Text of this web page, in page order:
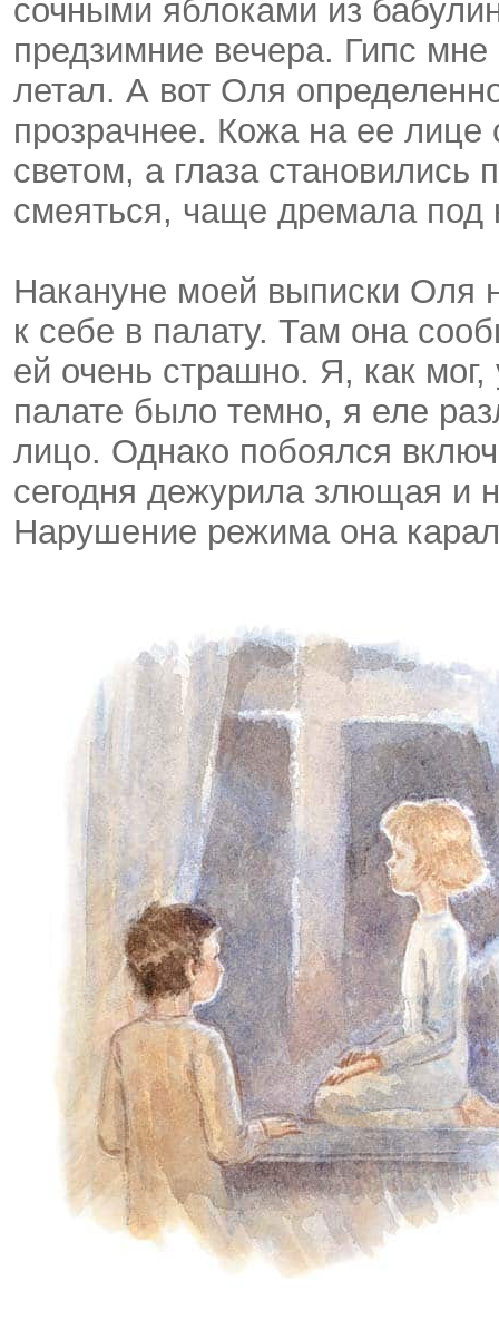
сочными яблоками из
предзимние вечера. Гипс
летал. А вот Оля
прозрачнее. Кожа на ее лице
светом, а глаза
смеяться, чаще дремала под
Накануне моей выписки Оля
к себе в палату. Там она
ей очень страшно. Я, как
палате было темно, я еле
лицо. Однако побоялся
сегодня дежурила злющая и
Нарушение режима она